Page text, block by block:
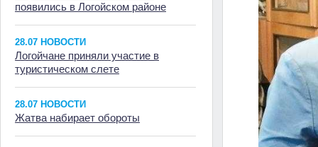
появились в Логойском районе
28.07 НОВОСТИ
Логойчане приняли участие в
туристическом слете
28.07 НОВОСТИ
Жатва набирает обороты